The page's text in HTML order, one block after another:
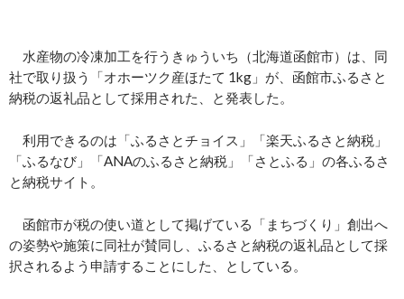
水産物の冷凍加工を行うきゅういち（北海道函館市）は、同
社で取り扱う「オホーツク産ほたて 1kg」が、函館市ふるさと
納税の返礼品として採用された、と発表した。
利用できるのは「ふるさとチョイス」「楽天ふるさと納税」
「ふるなび」「ANAのふるさと納税」「さとふる」の各ふるさ
と納税サイト。
函館市が税の使い道として掲げている「まちづくり」創出へ
の姿勢や施策に同社が賛同し、ふるさと納税の返礼品として採
択されるよう申請することにした、としている。